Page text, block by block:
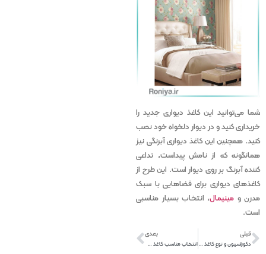
شما می‌توانید این کاغذ دیواری جدید را
خریداری کنید و در دیوار دلخواه خود نصب
کنید. همچنین این کاغذ دیواری آبرنگی نیز
همانگونه که از نامش پیداست، تداعی
کننده آبرنگ بر روی دیوار است. این طرح از
کاغذ‌های دیواری برای فضاهایی با سبک
مدرن و مینیمال، انتخاب بسیار مناسبی
است.
قبلی
دکوراسیون و نوع کاغذ دیواری اتاق خواب دخترانه بزرگسال
بعدی
انتخاب مناسب کاغذ دیواری اتاق خواب دخترانه